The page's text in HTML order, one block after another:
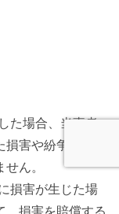
た場合、当事者
害や紛争の処理
ん。
損害が生じた場
、損害を賠償する